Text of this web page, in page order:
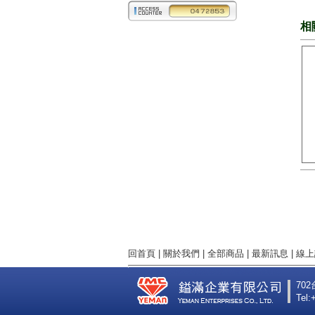
相
回首頁 | 關於我們 | 全部商品 | 最新訊息 | 線
702